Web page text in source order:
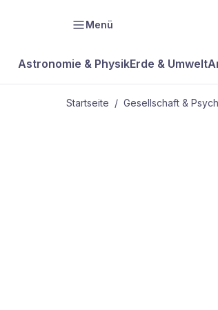
Menü
Astronomie & PhysikErde & Umwelt
Startseite / Gesellschaft &